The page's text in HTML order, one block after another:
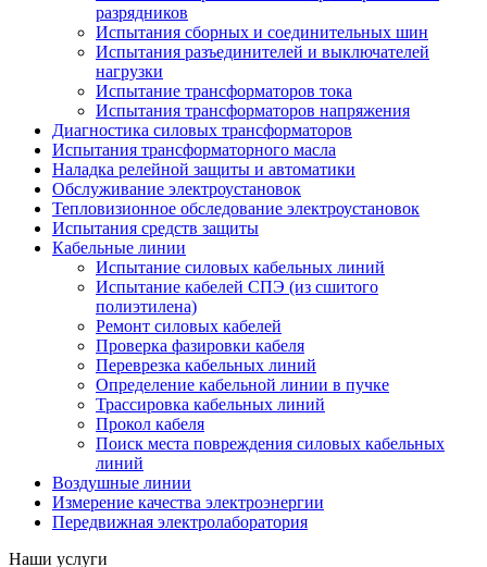
разрядников
Испытания сборных и соединительных шин
Испытания разъединителей и выключателей
нагрузки
Испытание трансформаторов тока
Испытания трансформаторов напряжения
Диагностика силовых трансформаторов
Испытания трансформаторного масла
Наладка релейной защиты и автоматики
Обслуживание электроустановок
Тепловизионное обследование электроустановок
Испытания средств защиты
Кабельные линии
Испытание силовых кабельных линий
Испытание кабелей СПЭ (из сшитого
полиэтилена)
Ремонт силовых кабелей
Проверка фазировки кабеля
Переврезка кабельных линий
Определение кабельной линии в пучке
Трассировка кабельных линий
Прокол кабеля
Поиск места повреждения силовых кабельных
линий
Воздушные линии
Измерение качества электроэнергии
Передвижная электролаборатория
Наши услуги